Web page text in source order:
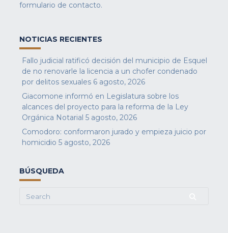
formulario de contacto.
NOTICIAS RECIENTES
Fallo judicial ratificó decisión del municipio de Esquel
de no renovarle la licencia a un chofer condenado
por delitos sexuales 6 agosto, 2026
Giacomone informó en Legislatura sobre los
alcances del proyecto para la reforma de la Ley
Orgánica Notarial 5 agosto, 2026
Comodoro: conformaron jurado y empieza juicio por
homicidio 5 agosto, 2026
BÚSQUEDA
Search